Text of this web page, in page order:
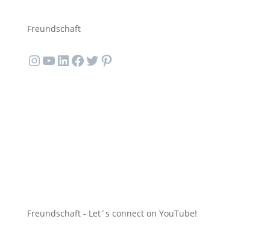
Freundschaft
Instagram
YouTube
LinkedIn
Facebook
Twitter
Pinterest
Freundschaft - Let´s connect on YouTube!